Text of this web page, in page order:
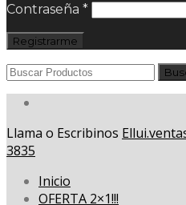
Contraseña *
Registrarme
Llama o Escribinos
3835
Inicio
OFERTA 2×1!!!